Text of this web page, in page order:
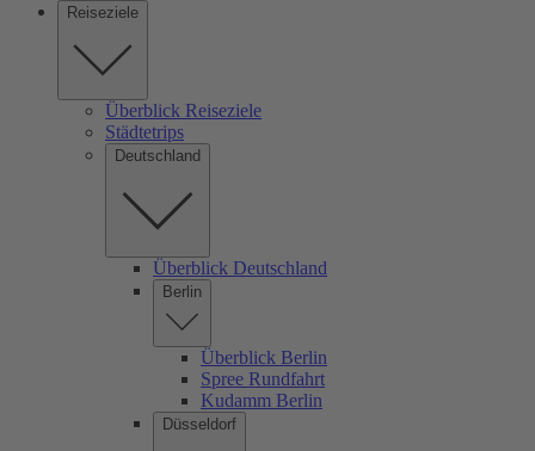
Reiseziele
Überblick Reiseziele
Städtetrips
Deutschland
Überblick Deutschland
Berlin
Überblick Berlin
Spree Rundfahrt
Kudamm Berlin
Düsseldorf